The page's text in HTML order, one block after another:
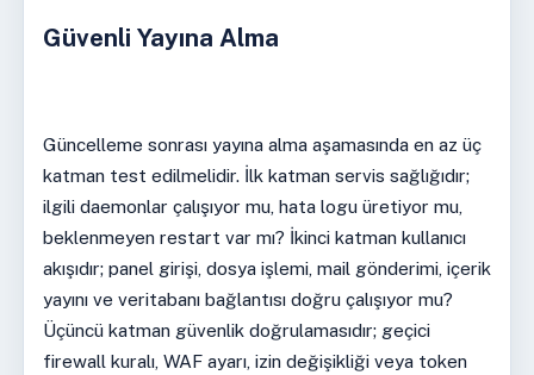
Güvenli Yayına Alma
Güncelleme sonrası yayına alma aşamasında en az üç
katman test edilmelidir. İlk katman servis sağlığıdır;
ilgili daemonlar çalışıyor mu, hata logu üretiyor mu,
beklenmeyen restart var mı? İkinci katman kullanıcı
akışıdır; panel girişi, dosya işlemi, mail gönderimi, içerik
yayını ve veritabanı bağlantısı doğru çalışıyor mu?
Üçüncü katman güvenlik doğrulamasıdır; geçici
firewall kuralı, WAF ayarı, izin değişikliği veya token